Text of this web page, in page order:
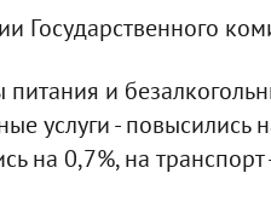
Государственного
и
услуги - повысились
на 0,7%, на